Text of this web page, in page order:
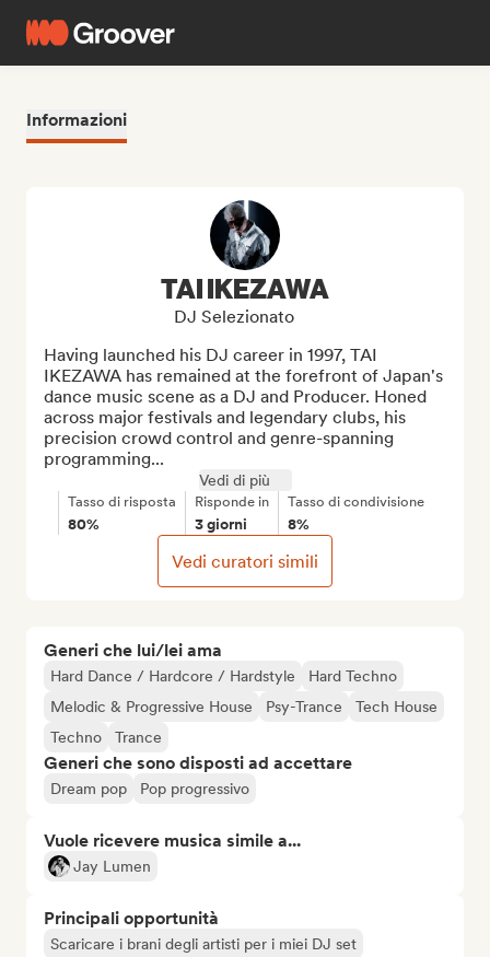
Informazioni
Generi che lui/lei ama
Hard Dance / Hardcore / Hardstyle
Hard Techno
Melodic & Progressive House
Psy-Trance
Tech House
Techno
Trance
Generi che sono disposti ad accettare
Dream pop Pop progressivo
Vuole ricevere musica simile a...
Jay Lumen
Principali opportunità
Scaricare i brani degli artisti per i miei DJ set
TAI IKEZAWA
DJ Selezionato
Having launched his DJ career in 1997, TAI
IKEZAWA has remained at the forefront of Japan's
dance music scene as a DJ and Producer. Honed
across major festivals and legendary clubs, his
precision crowd control and genre-spanning
programming...
Vedi di più
Tasso di risposta
80%
Risponde in
3 giorni
Tasso di condivisione
8%
Vedi curatori simili